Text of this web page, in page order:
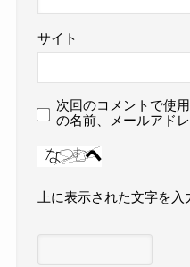
サイト
次回のコメントで使
の名前、メールアド
上に表示された文字を入